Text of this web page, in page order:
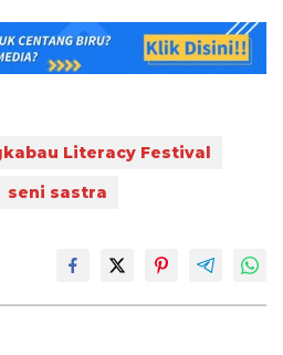
Literacy Festival
seni sastra